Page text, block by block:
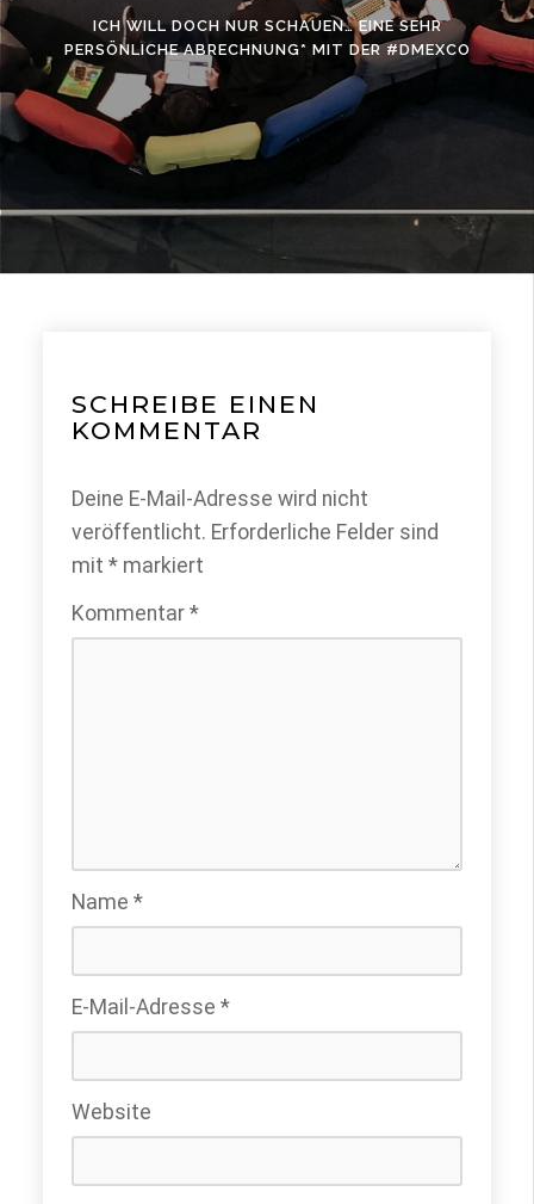
ICH WILL DOCH NUR SCHAUEN… EINE SEHR
PERSÖNLICHE ABRECHNUNG* MIT DER #DMEXCO
SCHREIBE EINEN
KOMMENTAR
Deine E-Mail-Adresse wird nicht
veröffentlicht. Erforderliche Felder sind
mit * markiert
Kommentar *
Name *
E-Mail-Adresse *
Website